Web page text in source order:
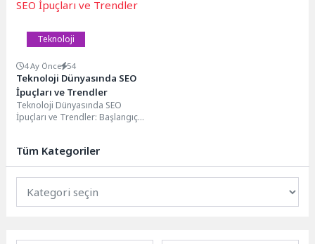
Teknoloji
4 Ay Önce 54
Teknoloji Dünyasında SEO
İpuçları ve Trendler
Teknoloji Dünyasında SEO
İpuçları ve Trendler: Başlangıç
web...
Tüm Kategoriler